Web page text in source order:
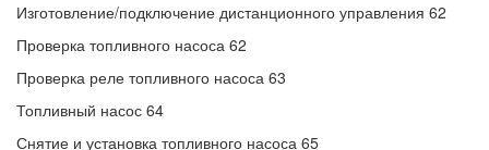
Изготовление/подключение дистанционного управления 62
Проверка топливного насоса 62
Проверка реле топливного насоса 63
Топливный насос 64
Снятие и установка топливного насоса 65